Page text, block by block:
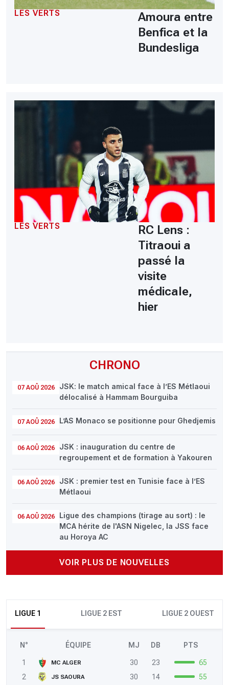
CHRONO
07 AOÛ 2026
JSK: le match amical face à l’ES Métlaoui
délocalisé à Hammam Bourguiba
07 AOÛ 2026 L’AS Monaco se positionne pour Ghedjemis
06 AOÛ 2026
JSK : inauguration du centre de
regroupement et de formation à Yakouren
06 AOÛ 2026
JSK : premier test en Tunisie face à l’ES
Métlaoui
06 AOÛ 2026
Ligue des champions (tirage au sort) : le
MCA hérite de l'ASN Nigelec, la JSS face
au Horoya AC
VOIR PLUS DE NOUVELLES
LIGUE 1 LIGUE 2 EST LIGUE 2 OUEST
N° ÉQUIPE MJ DB PTS
1 MC ALGER 30 23
65
2
JS SAOURA 30 14
55
LES VERTS
Amoura entre
Benfica et la
Bundesliga
LES VERTS
RC Lens :
Titraoui a
passé la
visite
médicale,
hier